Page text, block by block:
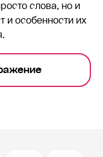
слова, но и
и особенности их